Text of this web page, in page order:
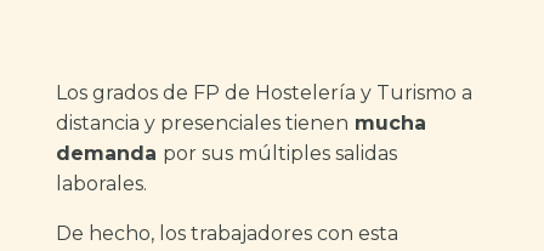
Los grados de FP de Hostelería y Turismo a
distancia y presenciales tienen mucha
demanda por sus múltiples salidas
laborales.
De hecho, los trabajadores con esta